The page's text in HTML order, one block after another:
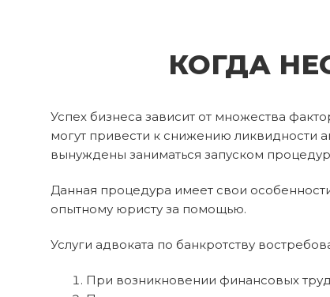
КОГДА
Успех бизнеса зависит от множества
могут привести к снижению ликвидности
вынуждены заниматься запуском
Данная процедура имеет свои
опытному юристу за помощью.
Услуги адвоката по банкротству
При возникновении финансовых